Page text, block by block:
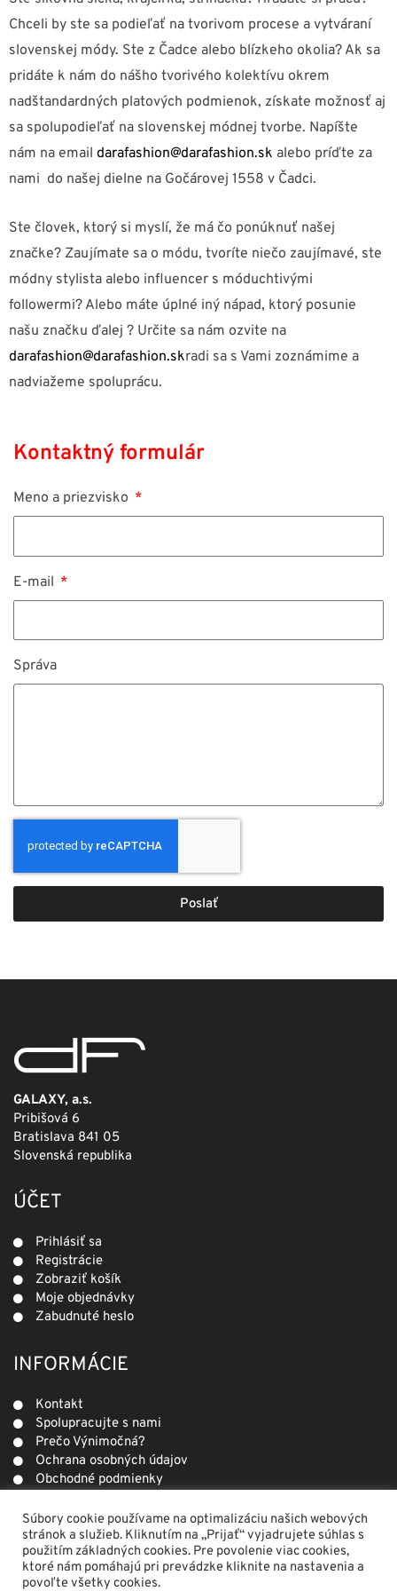
Chceli by ste sa podieľať na tvorivom procese a vytváraní
slovenskej módy. Ste z Čadce alebo blízkeho okolia? Ak sa
pridáte k nám do nášho tvorivého kolektívu okrem
nadštandardných platových podmienok, získate možnosť aj
sa spolupodieľať na slovenskej módnej tvorbe. Napíšte
nám na email darafashion@darafashion.sk alebo príďte za
nami do našej dielne na Gočárovej 1558 v Čadci.
Ste človek, ktorý si myslí, že má čo ponúknuť našej
značke? Zaujímate sa o módu, tvoríte niečo zaujímavé, ste
módny stylista alebo influencer s móduchtivými
followermi? Alebo máte úplné iný nápad, ktorý posunie
našu značku ďalej ? Určite sa nám ozvite na
darafashion@darafashion.skradi sa s Vami zoznámime a
nadviažeme spoluprácu.
Kontaktný formulár
Meno a priezvisko
E-mail
Správa
Poslať
GALAXY, a.s.
Pribišová 6
Bratislava 841 05
Slovenská republika
ÚČET
Prihlásiť sa
Registrácie
Zobraziť košík
Moje objednávky
Zabudnuté heslo
INFORMÁCIE
Kontakt
Spolupracujte s nami
Prečo Výnimočná?
Ochrana osobných údajov
Obchodné podmienky
Ako sa zmerať?
© 2023 DF. Všetky práva vyhradené.
Súbory cookie používame na optimalizáciu našich webových
stránok a služieb. Kliknutím na „Prijať“ vyjadrujete súhlas s
použitím základných cookies. Pre povolenie viac cookies,
ktoré nám pomáhajú pri prevádzke kliknite na nastavenia a
povoľte všetky cookies.